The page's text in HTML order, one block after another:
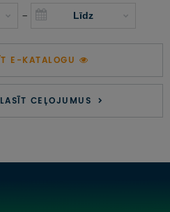
KLIENTA LĪGUMS,
-
E-KATALOGU
CEĻOJUMUS